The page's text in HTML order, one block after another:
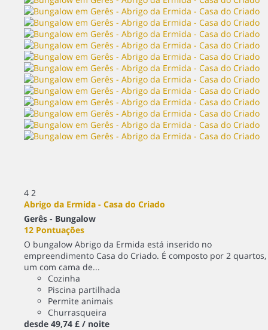
4 2
Abrigo da Ermida - Casa do Criado
Gerês - Bungalow
12 Pontuações
O bungalow Abrigo da Ermida está inserido no
empreendimento Casa do Criado. É composto por 2 quartos,
um com cama de...
Cozinha
Piscina partilhada
Permite animais
Churrasqueira
desde 49,74 £ / noite